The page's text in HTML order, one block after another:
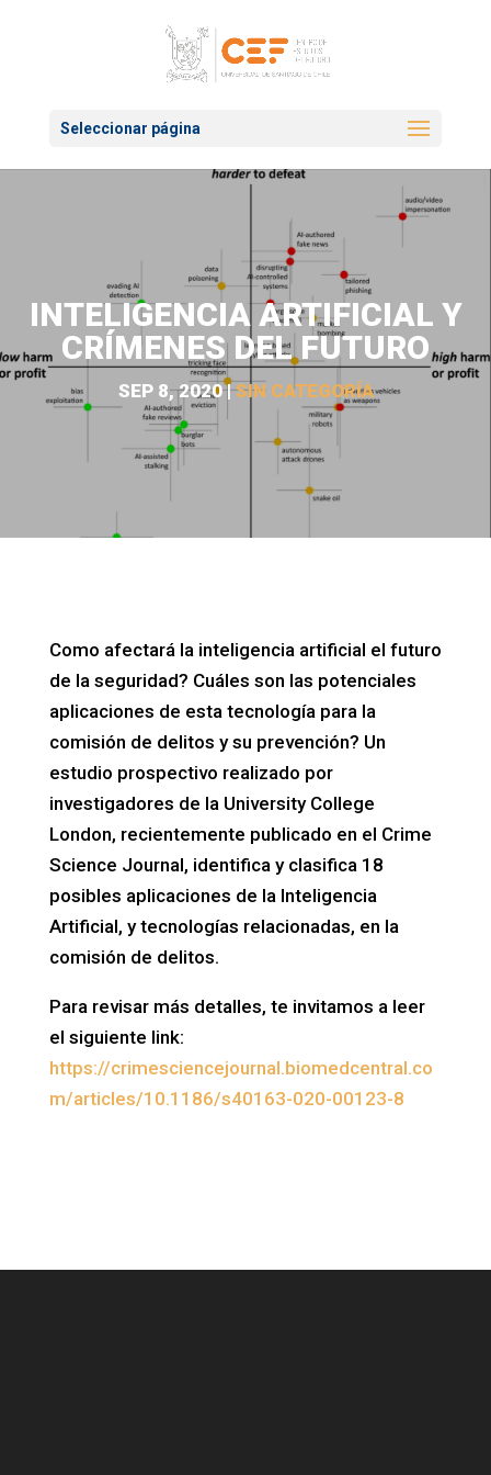
Seleccionar página
INTELIGENCIA ARTIFICIAL Y
CRÍMENES DEL FUTURO
SEP 8, 2020|SIN CATEGORÍA
Como afectará la inteligencia artificial el futuro
de la seguridad? Cuáles son las potenciales
aplicaciones de esta tecnología para la
comisión de delitos y su prevención? Un
estudio prospectivo realizado por
investigadores de la University College
London, recientemente publicado en el Crime
Science Journal, identifica y clasifica 18
posibles aplicaciones de la Inteligencia
Artificial, y tecnologías relacionadas, en la
comisión de delitos.
Para revisar más detalles, te invitamos a leer
el siguiente link:
https://crimesciencejournal.biomedcentral.co
m/articles/10.1186/s40163-020-00123-8